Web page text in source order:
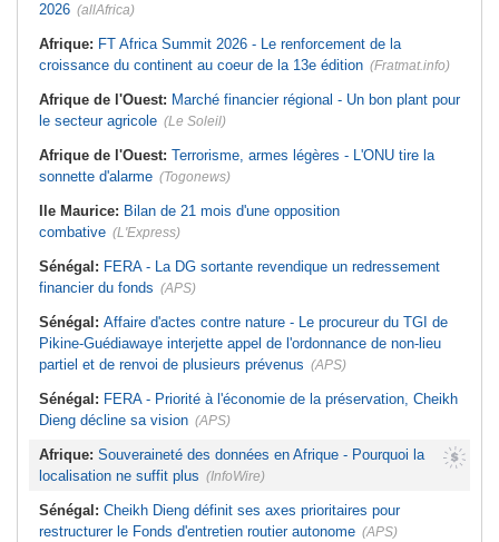
revendique un redressement
financier du fonds
Sénégal: Affaire d'actes contre
Pikine-Guédiawaye interjette appel
de l'ordonnance de non-lieu partiel et
de renvoi de plusieurs prévenus
Sénégal:
FERA - Priorité à
l'économie de la préservation,
Cheikh Dieng décline sa vision
Sénégal bat la Tunisie et prend le
quart
Tunisie: Enseignement supérieur -
interconnecté « One Health »
les startups à l'international
2026 (allAfrica)
Afrique: FT Africa Summit 2026 - Le renforcement de la
croissance du continent au coeur de la 13e édition (Fratmat.info)
Afrique de l'Ouest: Marché financier régional - Un bon plant pour
le secteur agricole (Le Soleil)
Afrique de l'Ouest: Terrorisme, armes légères - L'ONU tire la
sonnette d'alarme (Togonews)
Ile Maurice: Bilan de 21 mois d'une opposition
combative (L'Express)
Sénégal: FERA - La DG sortante revendique un redressement
financier du fonds (APS)
Sénégal: Affaire d'actes contre nature - Le procureur du TGI de
Pikine-Guédiawaye interjette appel de l'ordonnance de non-lieu
partiel et de renvoi de plusieurs prévenus (APS)
Sénégal: FERA - Priorité à l'économie de la préservation, Cheikh
Dieng décline sa vision (APS)
Afrique: Souveraineté des données en Afrique - Pourquoi la
localisation ne suffit plus (InfoWire)
Sénégal: Cheikh Dieng définit ses axes prioritaires pour
restructurer le Fonds d'entretien routier autonome (APS)